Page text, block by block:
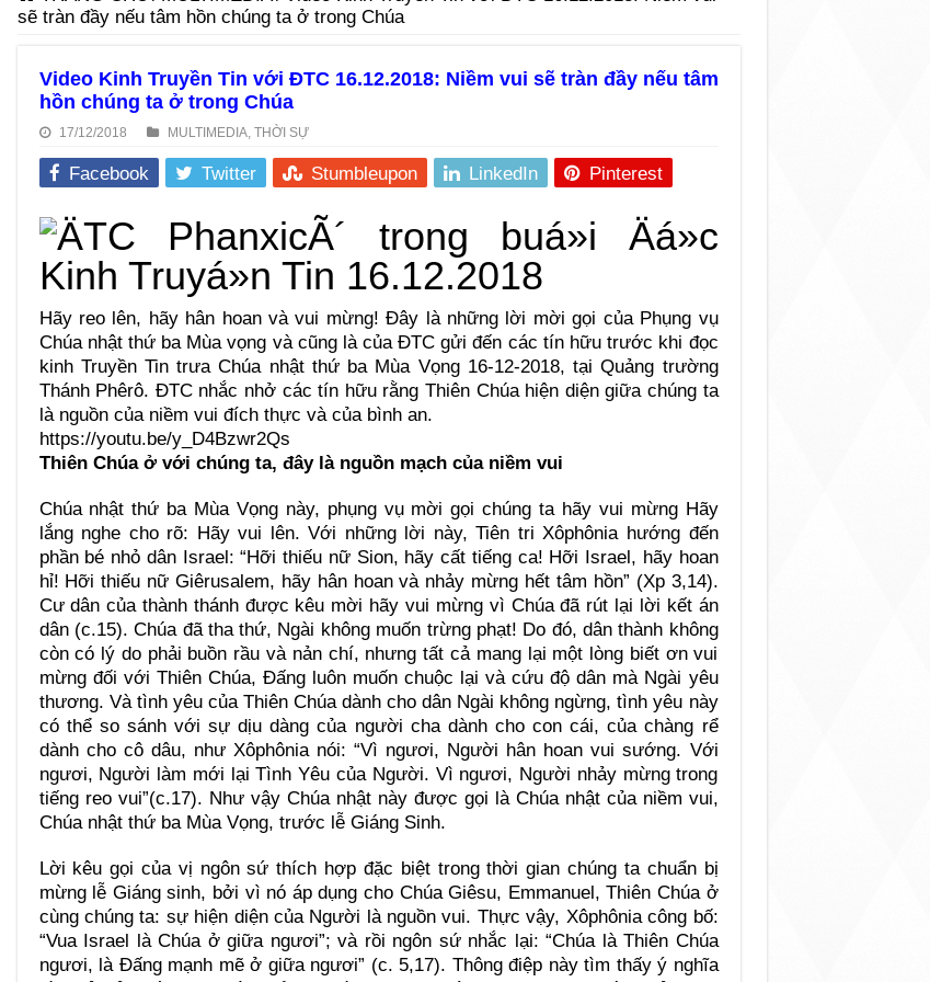
sẽ tràn đầy nếu tâm hồn chúng ta ở trong Chúa
Video Kinh Truyền Tin với ĐTC 16.12.2018: Niềm vui sẽ tràn đầy nếu tâm
hồn chúng ta ở trong Chúa
17/12/2018 MULTIMEDIA, THỜI SỰ
Facebook Twitter Stumbleupon LinkedIn Pinterest
Hãy reo lên, hãy hân hoan và vui mừng! Đây là những lời mời gọi của Phụng vụ
Chúa nhật thứ ba Mùa vọng và cũng là của ĐTC gửi đến các tín hữu trước khi đọc
kinh Truyền Tin trưa Chúa nhật thứ ba Mùa Vọng 16-12-2018, tại Quảng trường
Thánh Phêrô. ĐTC nhắc nhở các tín hữu rằng Thiên Chúa hiện diện giữa chúng ta
là nguồn của niềm vui đích thực và của bình an.
https://youtu.be/y_D4Bzwr2Qs
Thiên Chúa ở với chúng ta, đây là nguồn mạch của niềm vui
Chúa nhật thứ ba Mùa Vọng này, phụng vụ mời gọi chúng ta hãy vui mừng Hãy
lắng nghe cho rõ: Hãy vui lên. Với những lời này, Tiên tri Xôphônia hướng đến
phần bé nhỏ dân Israel: “Hỡi thiếu nữ Sion, hãy cất tiếng ca! Hỡi Israel, hãy hoan
hỉ! Hỡi thiếu nữ Giêrusalem, hãy hân hoan và nhảy mừng hết tâm hồn” (Xp 3,14).
Cư dân của thành thánh được kêu mời hãy vui mừng vì Chúa đã rút lại lời kết án
dân (c.15). Chúa đã tha thứ, Ngài không muốn trừng phạt! Do đó, dân thành không
còn có lý do phải buồn rầu và nản chí, nhưng tất cả mang lại một lòng biết ơn vui
mừng đối với Thiên Chúa, Đấng luôn muốn chuộc lại và cứu độ dân mà Ngài yêu
thương. Và tình yêu của Thiên Chúa dành cho dân Ngài không ngừng, tình yêu này
có thể so sánh với sự dịu dàng của người cha dành cho con cái, của chàng rể
dành cho cô dâu, như Xôphônia nói: “Vì ngươi, Người hân hoan vui sướng. Với
ngươi, Người làm mới lại Tình Yêu của Người. Vì ngươi, Người nhảy mừng trong
tiếng reo vui”(c.17). Như vậy Chúa nhật này được gọi là Chúa nhật của niềm vui,
Chúa nhật thứ ba Mùa Vọng, trước lễ Giáng Sinh.
Lời kêu gọi của vị ngôn sứ thích hợp đặc biệt trong thời gian chúng ta chuẩn bị
mừng lễ Giáng sinh, bởi vì nó áp dụng cho Chúa Giêsu, Emmanuel, Thiên Chúa ở
cùng chúng ta: sự hiện diện của Người là nguồn vui. Thực vậy, Xôphônia công bố:
“Vua Israel là Chúa ở giữa ngươi”; và rồi ngôn sứ nhắc lại: “Chúa là Thiên Chúa
ngươi, là Đấng mạnh mẽ ở giữa ngươi” (c. 5,17). Thông điệp này tìm thấy ý nghĩa